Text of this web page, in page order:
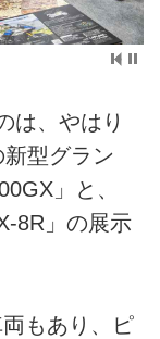
は、やはり
型グラン
」と、
8R」の展示
もあり、ピ